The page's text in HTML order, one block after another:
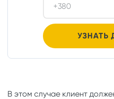
В этом случае клиент